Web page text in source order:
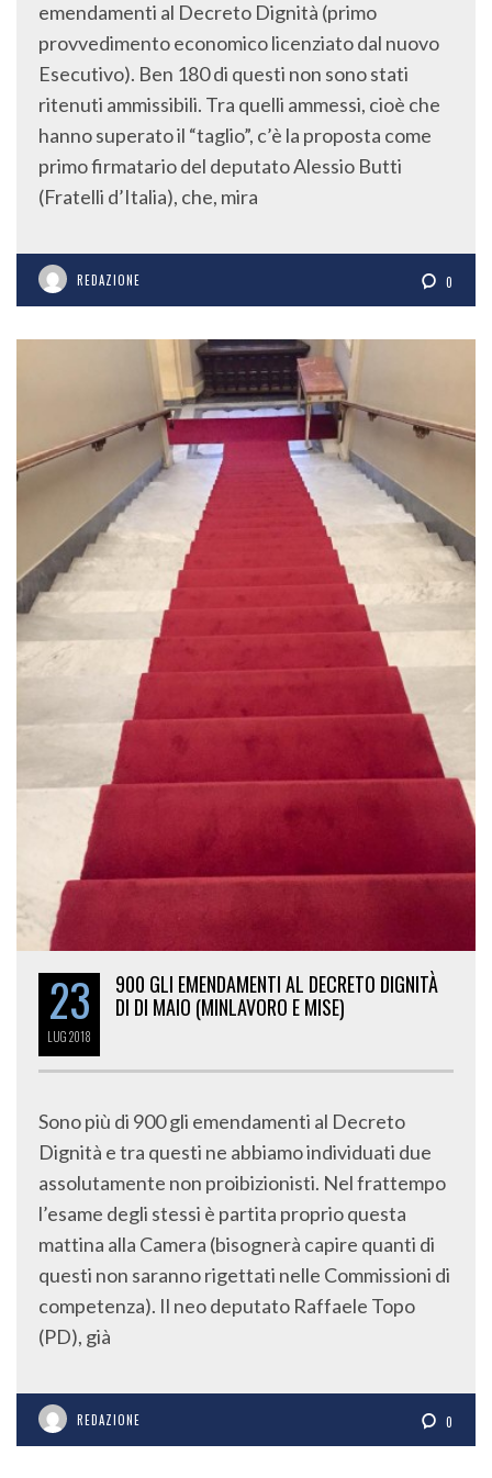
emendamenti al Decreto Dignità (primo
provvedimento economico licenziato dal nuovo
Esecutivo). Ben 180 di questi non sono stati
ritenuti ammissibili. Tra quelli ammessi, cioè che
hanno superato il “taglio”, c’è la proposta come
primo firmatario del deputato Alessio Butti
(Fratelli d’Italia), che, mira
REDAZIONE 0
23
LUG2018
900 GLI EMENDAMENTI AL DECRETO DIGNITÀ
DI DI MAIO (MINLAVORO E MISE)
Sono più di 900 gli emendamenti al Decreto
Dignità e tra questi ne abbiamo individuati due
assolutamente non proibizionisti. Nel frattempo
l’esame degli stessi è partita proprio questa
mattina alla Camera (bisognerà capire quanti di
questi non saranno rigettati nelle Commissioni di
competenza). Il neo deputato Raffaele Topo
(PD), già
REDAZIONE 0